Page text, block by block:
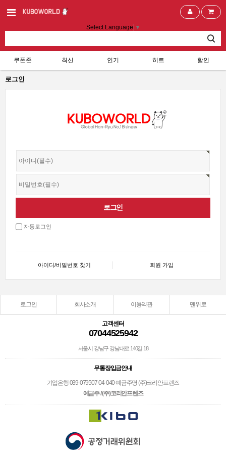
Select Language ▼
쿠폰존 최신 인기 히트 할인
로그인
자동로그인
아이디/비밀번호 찾기 회원 가입
로그인 회사소개 이용약관 맨위로
고객센터
07044525942
서울시 강남구 강남대로 140길 18
무통장입금안내
기업은행 039-079507-04-040 예금주명 (주)코리안프렌즈
예금주 / (주)코리안프렌즈